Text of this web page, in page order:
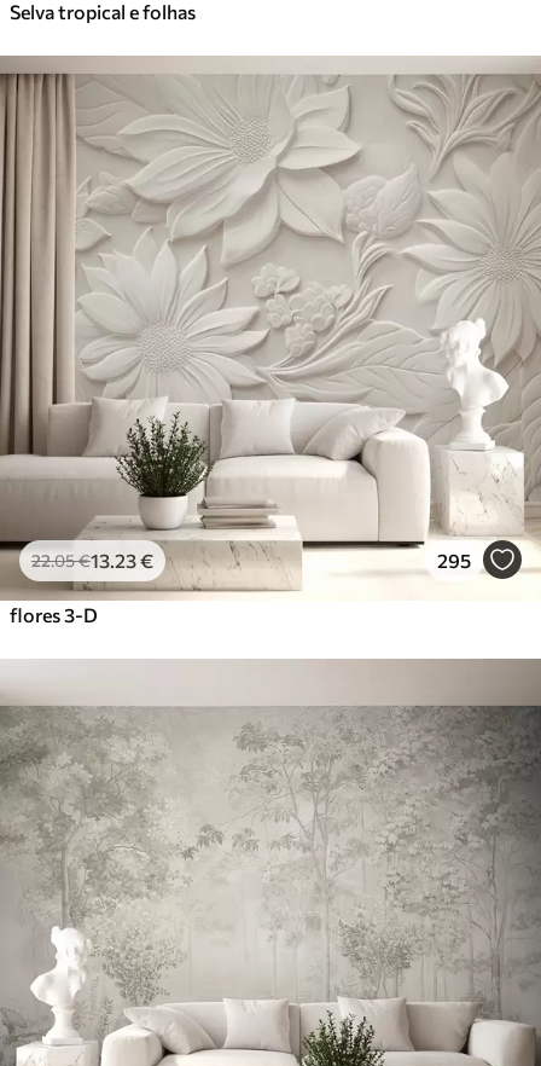
Selva tropical e folhas
22.05€13 .23€ 295
flores 3-D